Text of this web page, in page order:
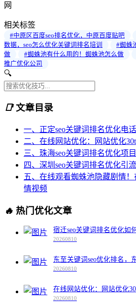
网
相关标签
#中原区百度seo排名优化，中原百度贴吧
数据，seo怎么优化关键词排名培训
#蜘蛛
做
#蜘蛛池有什么用的！蜘蛛池怎么做
推广优化公司
🔍
📑文章目录
一、正定seo关键词排名优化电
二、在线网站优化：网站优化30t
三、珠海seo关键词排名优化项
四、深圳seo关键词排名优化引
五、在线观看蜘蛛池隐藏剧情
情视频
🔥 热门优化文章
宿迁seo关键词排名优化如
20260810
东至关键词seo优化排名，
20260810
在线网站优化：网站优化
20260810